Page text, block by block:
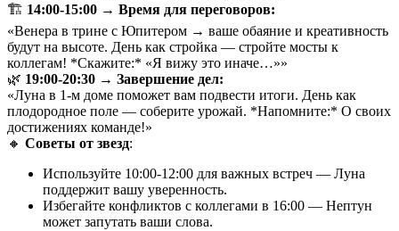
🏗️ 14:00-15:00 → Время для переговоров:
«Венера в трине с Юпитером → ваше обаяние и креативность
будут на высоте. День как стройка — стройте мосты к
коллегам! *Скажите:* «Я вижу это иначе…»»
🌿 19:00-20:30 → Завершение дел:
«Луна в 1-м доме поможет вам подвести итоги. День как
плодородное поле — соберите урожай. *Напомните:* О своих
достижениях команде!»
🔸 Советы от звезд:
Используйте 10:00-12:00 для важных встреч — Луна
поддержит вашу уверенность.
Избегайте конфликтов с коллегами в 16:00 — Нептун
может запутать ваши слова.